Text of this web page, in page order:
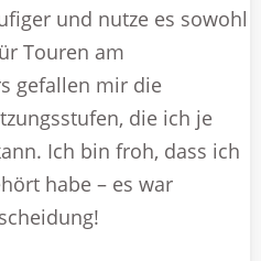
und nutze es sowohl
Touren am
gefallen mir die
die ich je
Ich bin froh, dass ich
habe – es war